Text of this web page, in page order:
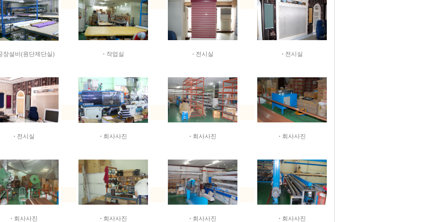
장설비(원단제단실) · 작업실 · 전시실 · 전시실
· 전시실 · 회사사진 · 회사사진 · 회사사진
· 회사사진 · 회사사진 · 회사사진 · 회사사진